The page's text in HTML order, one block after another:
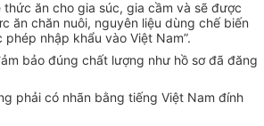
thức ăn cho gia súc, gia cầm và sẽ được
ăn chăn nuôi, nguyên liệu dùng chế biến
nhập khẩu vào Việt Nam”.
bảo đúng chất lượng như hồ sơ đã đăng
phải có nhãn bằng tiếng Việt Nam đính